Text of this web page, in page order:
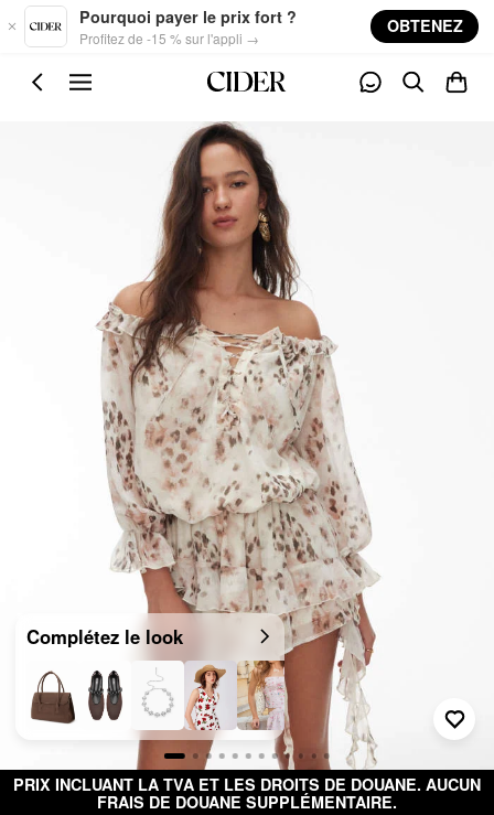
Skip to main content
Pourquoi payer le prix fort ?
Profitez de -15 % sur l'appli →
OBTENEZ
Complétez le look
PRIX INCLUANT LA TVA ET LES DROITS DE DOUANE. AUCUN
FRAIS DE DOUANE SUPPLÉMENTAIRE.